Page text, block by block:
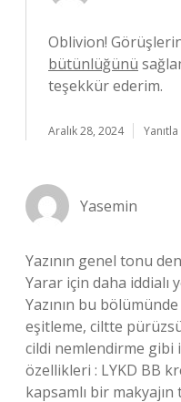
Oblivion!
bütünlüğünü
teşekkür ederim.
Aralık 28, 2024 Yanıtla
Yasemin
Yazının genel tonu
Yarar için daha
Yazının bu
eşitleme, ciltte
cildi nemlendirme gibi
özellikleri : LYKD BB
kapsamlı bir makyajın